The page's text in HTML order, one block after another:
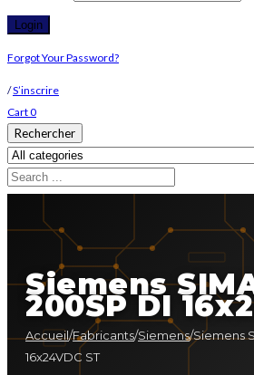
Forgot Your Password?
/S’inscrire
Cart0
Rechercher
Siemens
200SP DI
Accueil/Fabricants/Siemens/Siemens
16x24VDC ST